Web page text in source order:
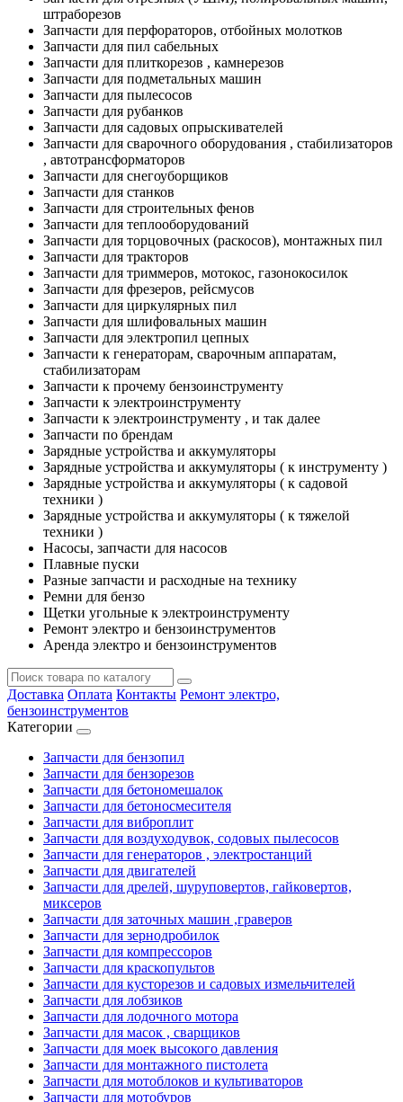
штраборезов
Запчасти для перфораторов, отбойных молотков
Запчасти для пил сабельных
Запчасти для плиткорезов , камнерезов
Запчасти для подметальных машин
Запчасти для пылесосов
Запчасти для рубанков
Запчасти для садовых опрыскивателей
Запчасти для сварочного оборудования , стабилизаторов
, автотрансформаторов
Запчасти для снегоуборщиков
Запчасти для станков
Запчасти для строительных фенов
Запчасти для теплооборудований
Запчасти для торцовочных (раскосов), монтажных пил
Запчасти для тракторов
Запчасти для триммеров, мотокос, газонокосилок
Запчасти для фрезеров, рейсмусов
Запчасти для циркулярных пил
Запчасти для шлифовальных машин
Запчасти для электропил цепных
Запчасти к генераторам, сварочным аппаратам,
стабилизаторам
Запчасти к прочему бензоинструменту
Запчасти к электроинструменту
Запчасти к электроинструменту , и так далее
Запчасти по брендам
Зарядные устройства и аккумуляторы
Зарядные устройства и аккумуляторы ( к инструменту )
Зарядные устройства и аккумуляторы ( к садовой
техники )
Зарядные устройства и аккумуляторы ( к тяжелой
техники )
Насосы, запчасти для насосов
Плавные пуски
Разные запчасти и расходные на технику
Ремни для бензо
Щетки угольные к электроинструменту
Ремонт электро и бензоинструментов
Аренда электро и бензоинструментов
Доставка Оплата Контакты Ремонт электро,
бензоинструментов
Категории
Запчасти для бензопил
Запчасти для бензорезов
Запчасти для бетономешалок
Запчасти для бетоносмесителя
Запчасти для виброплит
Запчасти для воздуходувок, содовых пылесосов
Запчасти для генераторов , электростанций
Запчасти для двигателей
Запчасти для дрелей, шуруповертов, гайковертов,
миксеров
Запчасти для заточных машин ,граверов
Запчасти для зернодробилок
Запчасти для компрессоров
Запчасти для краскопультов
Запчасти для кусторезов и садовых измельчителей
Запчасти для лобзиков
Запчасти для лодочного мотора
Запчасти для масок , сварщиков
Запчасти для моек высокого давления
Запчасти для монтажного пистолета
Запчасти для мотоблоков и культиваторов
Запчасти для мотобуров